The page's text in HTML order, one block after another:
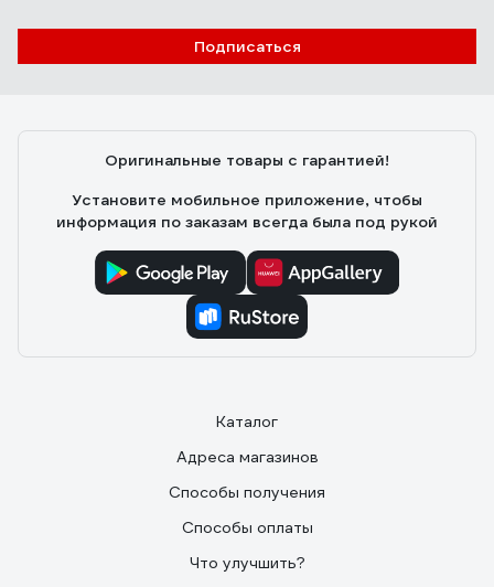
Подписаться
Оригинальные товары с гарантией!
Установите мобильное приложение, чтобы
информация по заказам всегда была под рукой
Каталог
Адреса магазинов
Способы получения
Способы оплаты
Что улучшить?